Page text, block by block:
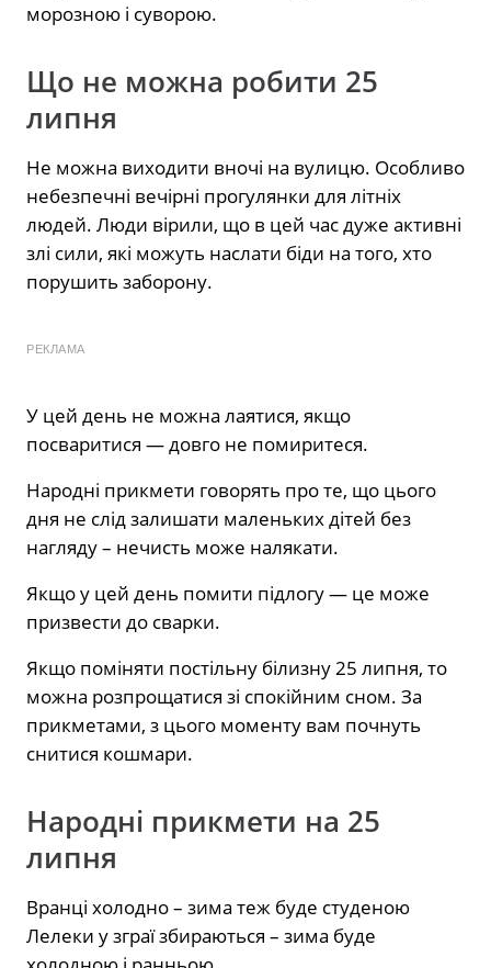
морозною і суворою.
Що не можна робити 25
липня
Не можна виходити вночі на вулицю. Особливо
небезпечні вечірні прогулянки для літніх
людей. Люди вірили, що в цей час дуже активні
злі сили, які можуть наслати біди на того, хто
порушить заборону.
РЕКЛАМА
У цей день не можна лаятися, якщо
посваритися — довго не помиритеся.
Народні прикмети говорять про те, що цього
дня не слід залишати маленьких дітей без
нагляду – нечисть може налякати.
Якщо у цей день помити підлогу — це може
призвести до сварки.
Якщо поміняти постільну білизну 25 липня, то
можна розпрощатися зі спокійним сном. За
прикметами, з цього моменту вам почнуть
снитися кошмари.
Народні прикмети на 25
липня
Вранці холодно – зима теж буде студеною
Лелеки у зграї збираються – зима буде